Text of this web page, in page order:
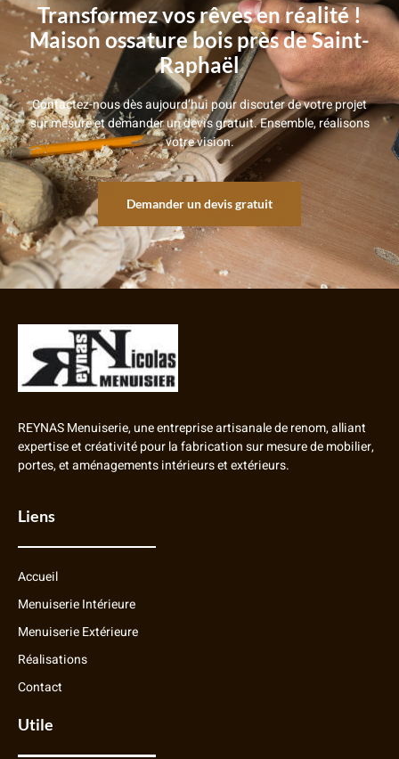
Transformez vos rêves en réalité !
Maison ossature bois près de Saint-
Raphaël
Contactez-nous dès aujourd’hui pour discuter de votre projet
sur mesure et demander un devis gratuit. Ensemble, réalisons
votre vision.
Demander un devis gratuit
REYNAS Menuiserie, une entreprise artisanale de renom, alliant
expertise et créativité pour la fabrication sur mesure de mobilier,
portes, et aménagements intérieurs et extérieurs.
Liens
Accueil
Menuiserie Intérieure
Menuiserie Extérieure
Réalisations
Contact
Utile